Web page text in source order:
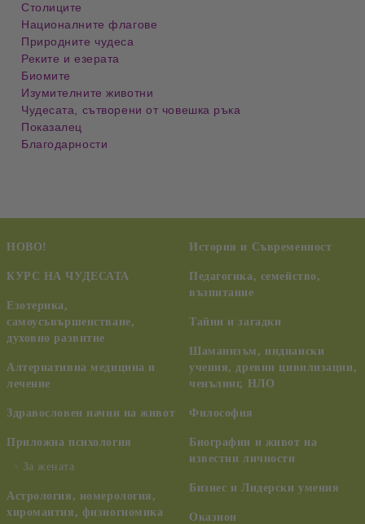
Столиците
Националните флагове
Природните чудеса
Реките и езерата
Биомите
Изумителните животни
Чудесата, сътворени от човешка ръка
Показалец
Благодарности
НОВО!
КУРС НА ЧУДЕСАТА
Езотерика,
самоусъвършенстване,
духовно развитие
Алтернативна медицина и
лечение
Здравословен начин на живот
Приложна психология
За жената
Астрология, номерология,
хиромантия, физиогномика
История и Съвременност
Педагогика, семейство,
възпитание
Тайни и загадки
Шаманизъм, индиански
учения, древни цивилизации,
ченълинг, НЛО
Философия
Биографии и живот на
известни личности
Бизнес и Лидерски умения
Оказион